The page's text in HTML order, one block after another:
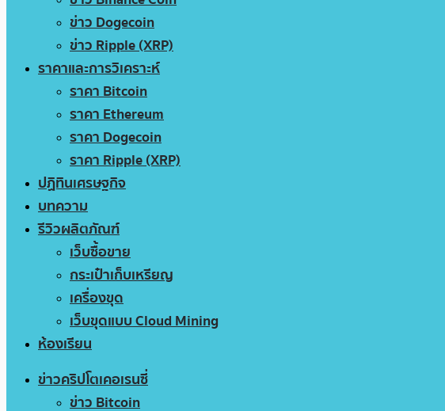
ข่าว Dogecoin
ข่าว Ripple (XRP)
ราคาและการวิเคราะห์
ราคา Bitcoin
ราคา Ethereum
ราคา Dogecoin
ราคา Ripple (XRP)
ปฏิทินเศรษฐกิจ
บทความ
รีวิวผลิตภัณฑ์
เว็บซื้อขาย
กระเป๋าเก็บเหรียญ
เครื่องขุด
เว็บขุดแบบ Cloud Mining
ห้องเรียน
ข่าวคริปโตเคอเรนซี่
ข่าว Bitcoin